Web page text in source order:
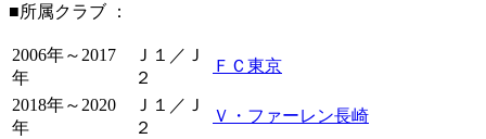
■所属クラブ ：
2006年～2017
年
Ｊ１／Ｊ
２
ＦＣ東京
2018年～2020
年
Ｊ１／Ｊ
２
Ｖ・ファーレン長崎